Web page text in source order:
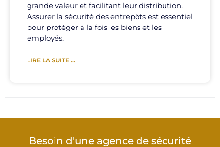
grande valeur et facilitant leur distribution.
Assurer la sécurité des entrepôts est essentiel
pour protéger à la fois les biens et les
employés.
LIRE LA SUITE ...
Besoin d'une agence de sécurité